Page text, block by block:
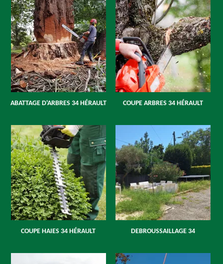
ABATTAGE D'ARBRES 34 HÉRAULT COUPE ARBRES 34 HÉRAULT
COUPE HAIES 34 HÉRAULT DEBROUSSAILLAGE 34